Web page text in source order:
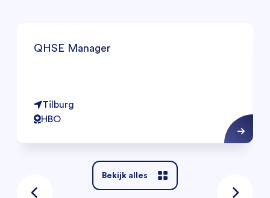
QHSE Manager
Tilburg
HBO
Bekijk alles